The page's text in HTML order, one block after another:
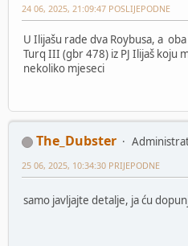
24 06, 2025, 21:09:47 POSLIJEPODNE
U Ilijašu rade dva Roybusa, a
Turq III (gbr 478) iz PJ Ilijaš koju
nekoliko mjeseci
The_Dubster
25 06, 2025, 10:34:30 PRIJEPODNE
samo javljajte detalje, ja ću